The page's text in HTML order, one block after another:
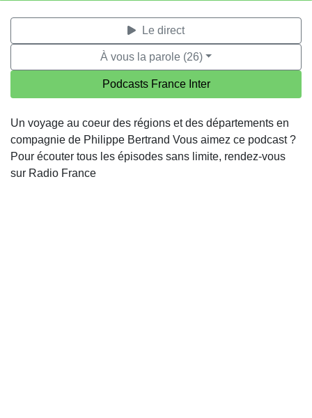
Le direct
À vous la parole (26)
Podcasts France Inter
Un voyage au coeur des régions et des départements en
compagnie de Philippe Bertrand Vous aimez ce podcast ?
Pour écouter tous les épisodes sans limite, rendez-vous
sur Radio France